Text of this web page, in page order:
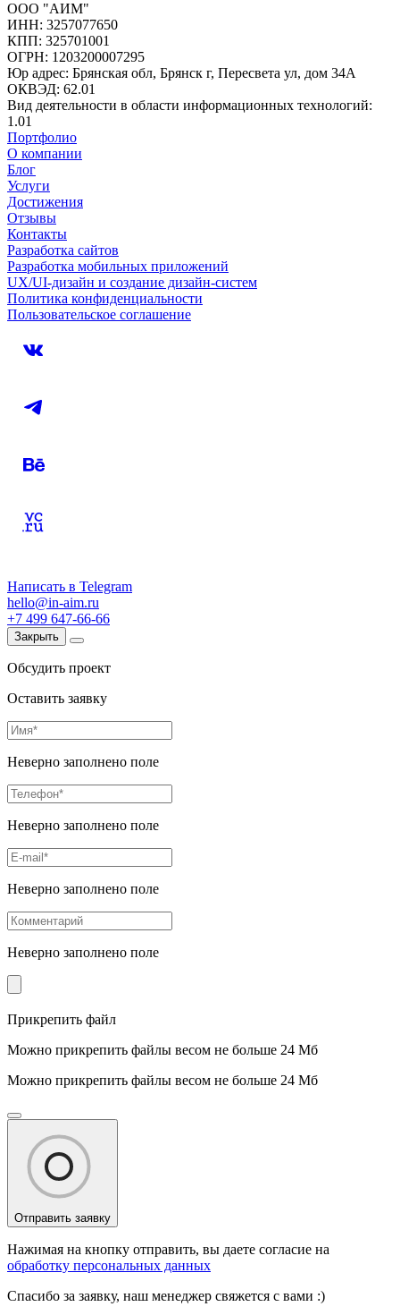
ООО "АИМ"
ИНН: 3257077650
КПП: 325701001
ОГРН: 1203200007295
Юр адрес: Брянская обл, Брянск г, Пересвета ул, дом 34А
ОКВЭД: 62.01
Вид деятельности в области информационных технологий:
1.01
Портфолио
О компании
Блог
Услуги
Достижения
Отзывы
Контакты
Разработка сайтов
Разработка мобильных приложений
UX/UI-дизайн и создание дизайн-систем
Политика конфиденциальности
Пользовательское соглашение
Написать в Telegram
hello@in-aim.ru
+7 499 647-66-66
Закрыть
Обсудить проект
Оставить заявку
Неверно заполнено поле
Неверно заполнено поле
Неверно заполнено поле
Неверно заполнено поле
Прикрепить файл
Можно прикрепить файлы весом не больше 24 Мб
Можно прикрепить файлы весом не больше 24 Мб
Отправить заявку
Нажимая на кнопку отправить, вы даете согласие на
обработку персональных данных
Спасибо за заявку, наш менеджер свяжется с вами :)